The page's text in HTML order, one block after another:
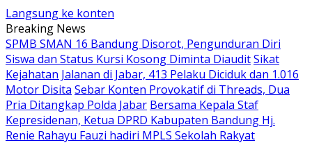
Langsung ke konten
Breaking News
SPMB SMAN 16 Bandung Disorot, Pengunduran Diri
Siswa dan Status Kursi Kosong Diminta DiauditSikat
Kejahatan Jalanan di Jabar, 413 Pelaku Diciduk dan 1.016
Motor Disita Sebar Konten Provokatif di Threads, Dua
Pria Ditangkap Polda Jabar Bersama Kepala Staf
Kepresidenan, Ketua DPRD Kabupaten Bandung Hj.
Renie Rahayu Fauzi hadiri MPLS Sekolah Rakyat